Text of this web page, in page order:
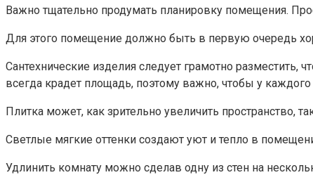
Важно тщательно продумать планировку помещения.
Для этого помещение должно быть в первую очередь
Сантехнические изделия следует грамотно
всегда крадет площадь, поэтому важно, чтобы у
Плитка может, как зрительно увеличить пространство,
Светлые мягкие оттенки создают уют и тепло в
Удлинить комнату можно сделав одну из стен на